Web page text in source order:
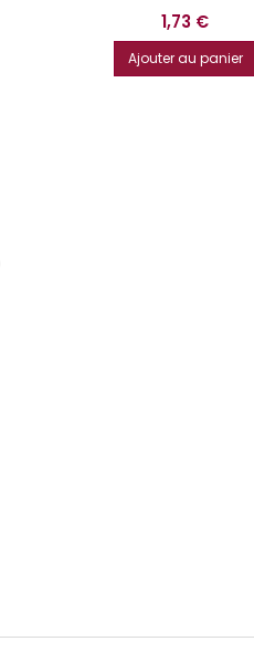
Prix
1,73 €
Ajouter au panier